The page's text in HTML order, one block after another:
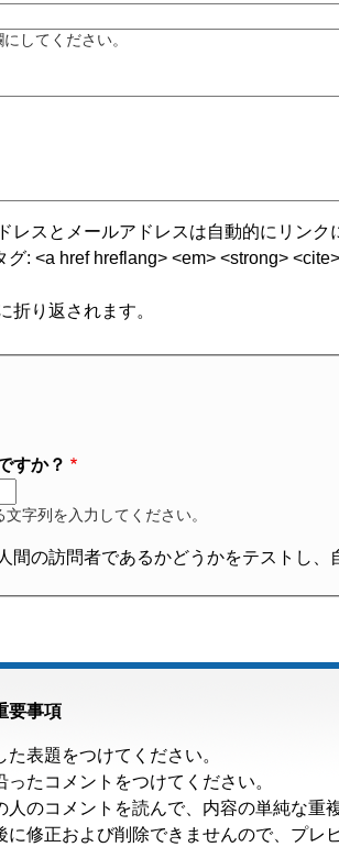
してください。
レスとメールアドレスは自動的にリンク
: <a href hreflang> <em> <strong>
折り返されます。
すか？
字列を入力してください。
間の訪問者であるかどうかをテストし、
要事項
表題をつけてください。
ったコメントをつけてください。
人のコメントを読んで、内容の単純な重
に修正および削除できませんので、プレ